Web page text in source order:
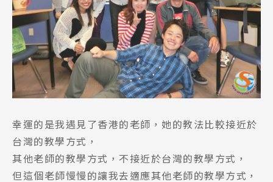
幸運的是我遇見了香港的老師，她的教法比較接近於
台灣的教學方式，
其他老師的教學方式，不接近於台灣的教學方式，
但這個老師慢慢的讓我去適應其他老師的教學方式，